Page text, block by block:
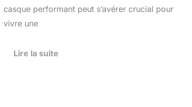
casque performant peut s’avérer crucial pour
vivre une
Lire la suite